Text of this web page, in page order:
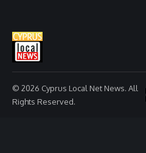
© 2026 Cyprus Local Net News. All
Rights Reserved.